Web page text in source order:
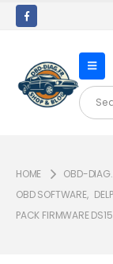
HOME
OBD-
OBD SOFTWARE,
PACK FIRMWARE